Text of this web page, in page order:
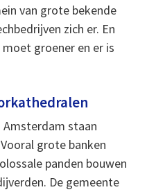
van grote bekende
zich er. En
groener en er is
Amsterdam staan
grote banken
panden bouwen
De gemeente